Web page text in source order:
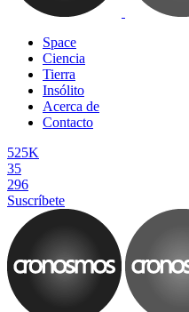
Space
Ciencia
Tierra
Insólito
Acerca de
Contacto
525K
35
296
Suscríbete